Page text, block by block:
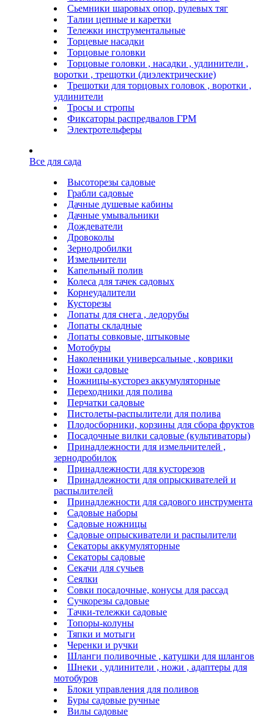
Сьемники шаровых опор, рулевых тяг
Талии цепные и каретки
Тележки инструментальные
Торцевые насадки
Торцовые головки
Торцовые головки , насадки , удлинители ,
воротки , трещотки (диэлектрические)
Трещотки для торцовых головок , воротки ,
удлинители
Тросы и стропы
Фиксаторы распредвалов ГРМ
Электротельферы
Все для сада
Высоторезы садовые
Грабли садовые
Дачные душевые кабины
Дачные умывальники
Дождеватели
Дровоколы
Зернодробилки
Измельчители
Капельный полив
Колеса для тачек садовых
Корнеудалители
Кусторезы
Лопаты для снега , ледорубы
Лопаты складные
Лопаты совковые, штыковые
Мотобуры
Наколенники универсальные , коврики
Ножи садовые
Ножницы-кусторез аккумуляторные
Переходники для полива
Перчатки садовые
Пистолеты-распылители для полива
Плодосборники, корзины для сбора фруктов
Посадочные вилки садовые (культиваторы)
Принадлежности для измельчителей ,
зернодробилок
Принадлежности для кусторезов
Принадлежности для опрыскивателей и
распылителей
Принадлежности для садового инструмента
Садовые наборы
Садовые ножницы
Садовые опрыскиватели и распылители
Секаторы аккумуляторные
Секаторы садовые
Секачи для сучьев
Сеялки
Совки посадочные, конусы для рассад
Сучкорезы садовые
Тачки-тележки садовые
Топоры-колуны
Тяпки и мотыги
Черенки и ручки
Шланги поливочные , катушки для шлангов
Шнеки , удлинители , ножи , адаптеры для
мотобуров
Блоки управления для поливов
Буры садовые ручные
Вилы садовые